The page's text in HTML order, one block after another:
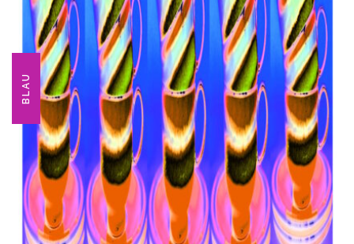
BLAU